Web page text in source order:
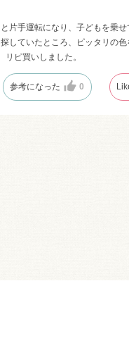
片手運転になり、子どもを乗
していたところ、ピッタリの色
ピ買いしました。
参考になった 0